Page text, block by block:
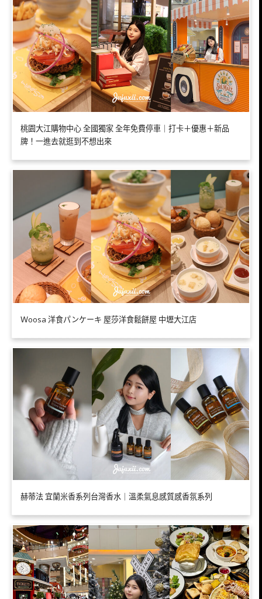
桃園大江購物中心 全國獨家 全年免費停車｜打卡＋優惠＋新品
牌！一進去就逛到不想出來
Ｗoosa 洋食パンケーキ 屋莎洋食鬆餅屋 中壢大江店
赫蒂法 宜蘭米香系列台灣香水｜溫柔氣息感質感香氛系列